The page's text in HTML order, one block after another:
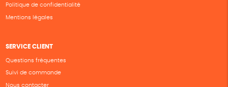
Politique de confidentialité
Mentions légales
SERVICE CLIENT
Questions fréquentes
Suivi de commande
Nous contacter